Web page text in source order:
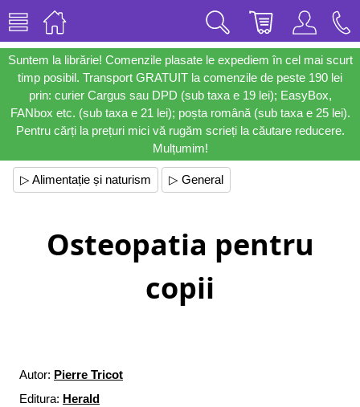
Suntem la librărie! Comenzile plasate le expediem în cel mai scurt
timp posibil. Transport GRATUIT la comenzile de peste 190 lei
prin: curier Cargus sau DPD (sub taxa e 19 lei); EasyBox,
FANbox etc. (sub taxa e 21 lei); poșta română (sub taxa e 25 lei).
Pentru cărți la prețuri mici vă rugăm scrieți la căutare reducere.
Mulțumim!
▷ Alimentație și naturism ▷ General
Osteopatia pentru
copii
Autor: Pierre Tricot
Editura: Herald